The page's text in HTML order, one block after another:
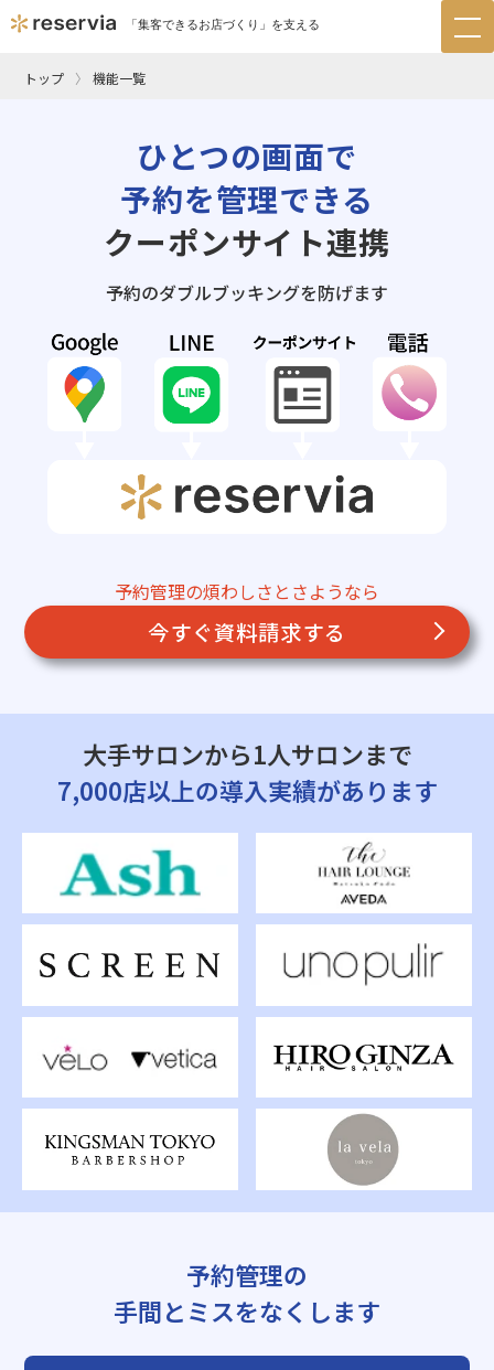
「集客できるお店づくり」を支える
トップ 機能一覧
ひとつの画面で
予約を管理できる
クーポンサイト連携
予約のダブルブッキングを防げます
予約管理の煩わしさとさようなら
今すぐ資料請求する
大手サロンから1人サロンまで
7,000店以上の導入実績があります
予約管理の
手間とミスをなくします